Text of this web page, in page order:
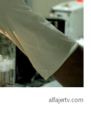
alfajertv.com